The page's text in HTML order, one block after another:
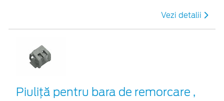
Vezi detalii
Piuliță pentru bara de remorcare ,